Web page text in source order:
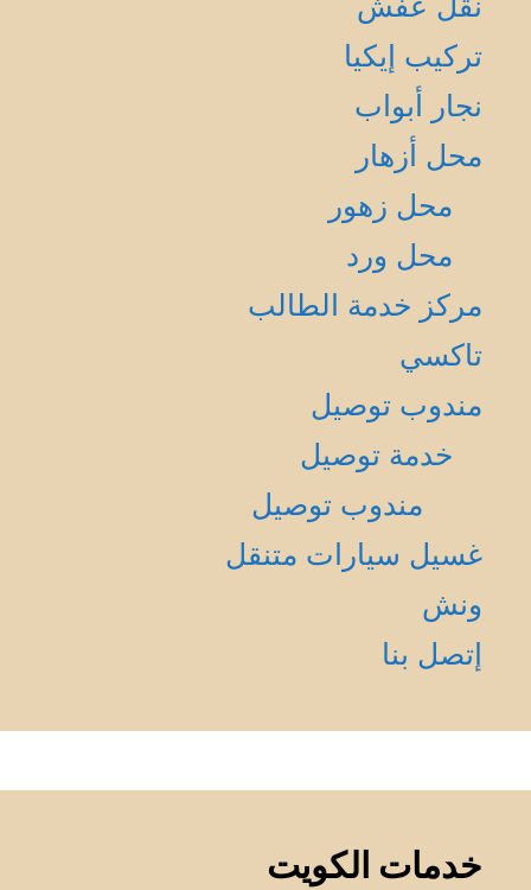
تركيب إيكيا
نجار أبواب
محل أزهار
محل زهور
محل ورد
مركز خدمة الطالب
تاكسي
مندوب توصيل
خدمة توصيل
مندوب توصيل
غسيل سيارات متنقل
ونش
إتصل بنا
خدمات الكويت